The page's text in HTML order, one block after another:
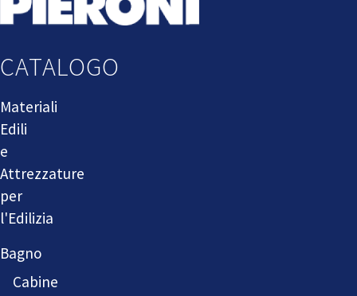
CATALOGO
Materiali
Edili
e
Attrezzature
per
l'Edilizia
Bagno
Cabine